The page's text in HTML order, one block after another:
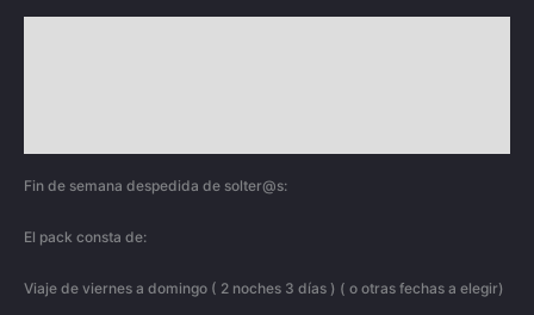
Fin de semana despedida de solter@s:
El pack consta de:
Viaje de viernes a domingo ( 2 noches 3 días ) ( o otras fechas a elegir)